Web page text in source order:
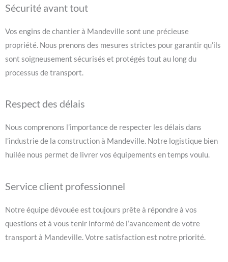
Sécurité avant tout
Vos engins de chantier à Mandeville sont une précieuse
propriété. Nous prenons des mesures strictes pour garantir qu’ils
sont soigneusement sécurisés et protégés tout au long du
processus de transport.
Respect des délais
Nous comprenons l’importance de respecter les délais dans
l’industrie de la construction à Mandeville. Notre logistique bien
huilée nous permet de livrer vos équipements en temps voulu.
Service client professionnel
Notre équipe dévouée est toujours prête à répondre à vos
questions et à vous tenir informé de l’avancement de votre
transport à Mandeville. Votre satisfaction est notre priorité.